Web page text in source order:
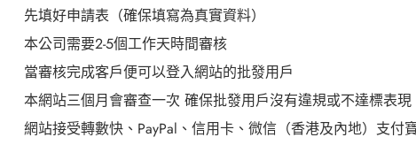
先填好申請表（確保填寫為真實資料）
本公司需要2-5個工作天時間審核
當審核完成客戶便可以登入網站的批發用戶
本網站三個月會審查一次 確保批發用戶沒有違規或不達標表現
網站接受轉數快、 PayPal 、信用卡、微信（香港及內地）支付